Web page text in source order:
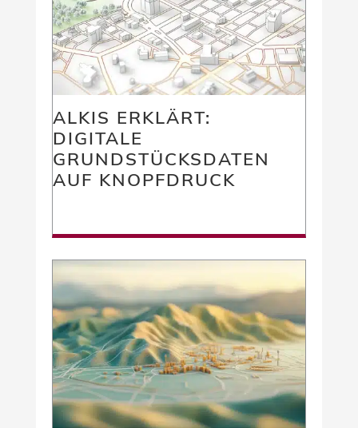
ALKIS ERKLÄRT:
DIGITALE
GRUNDSTÜCKSDATEN
AUF KNOPFDRUCK